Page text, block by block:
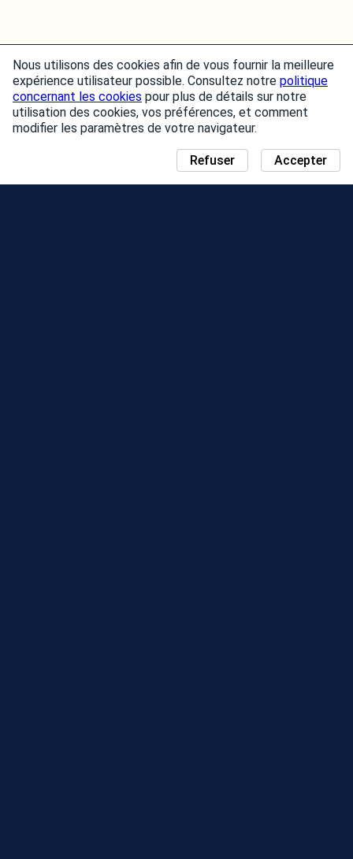
Nous utilisons des cookies afin de vous fournir la meilleure
expérience utilisateur possible. Consultez notre politique
concernant les cookies pour plus de détails sur notre
utilisation des cookies, vos préférences, et comment
modifier les paramètres de votre navigateur.
Accepter
Refuser